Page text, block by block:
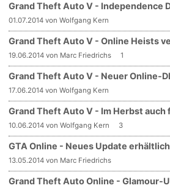
Grand Theft Auto V - Independence
01.07.2014 von Wolfgang Kern
Grand Theft Auto V - Online Heists
19.06.2014 von Marc Friedrichs 1
Grand Theft Auto V - Neuer Online-
17.06.2014 von Wolfgang Kern
Grand Theft Auto V - Im Herbst auch
10.06.2014 von Wolfgang Kern 3
GTA Online - Neues Update erhältlich
13.05.2014 von Marc Friedrichs
Grand Theft Auto Online - Glamour-